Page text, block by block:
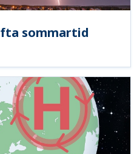
sommartid